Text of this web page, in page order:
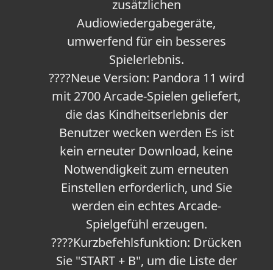
zusätzlichen
Audiowiedergabegeräte,
umwerfend für ein besseres
Spielerlebnis.
????Neue Version: Pandora 11 wird
mit 2700 Arcade-Spielen geliefert,
die das Kindheitserlebnis der
Benutzer wecken werden Es ist
kein erneuter Download, keine
Notwendigkeit zum erneuten
Einstellen erforderlich, und Sie
werden ein echtes Arcade-
Spielgefühl erzeugen.
????Kurzbefehlsfunktion: Drücken
Sie "START + B", um die Liste der